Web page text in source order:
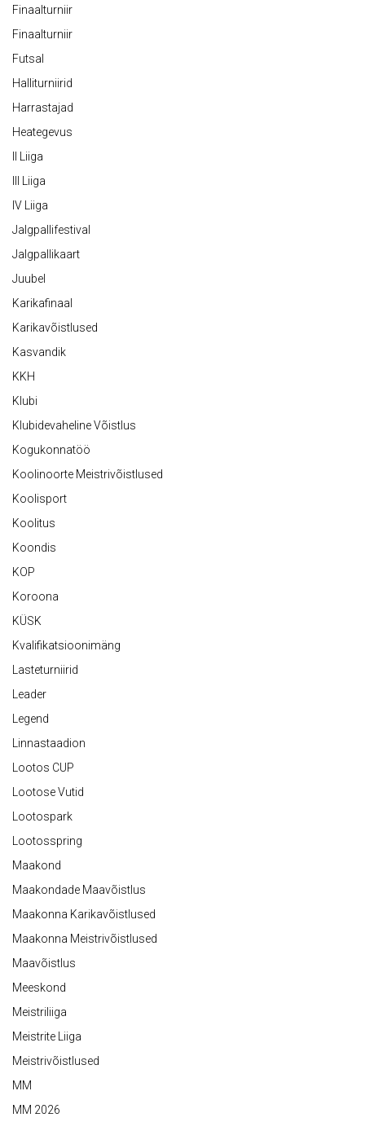
Finaalturniir
Finaalturniir
Futsal
Halliturniirid
Harrastajad
Heategevus
II Liiga
III Liiga
IV Liiga
Jalgpallifestival
Jalgpallikaart
Juubel
Karikafinaal
Karikavõistlused
Kasvandik
KKH
Klubi
Klubidevaheline Võistlus
Kogukonnatöö
Koolinoorte Meistrivõistlused
Koolisport
Koolitus
Koondis
KOP
Koroona
KÜSK
Kvalifikatsioonimäng
Lasteturniirid
Leader
Legend
Linnastaadion
Lootos CUP
Lootose Vutid
Lootospark
Lootosspring
Maakond
Maakondade Maavõistlus
Maakonna Karikavõistlused
Maakonna Meistrivõistlused
Maavõistlus
Meeskond
Meistriliiga
Meistrite Liiga
Meistrivõistlused
MM
MM 2026